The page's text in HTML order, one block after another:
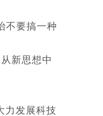
不要搞一种
新思想中
力发展科技